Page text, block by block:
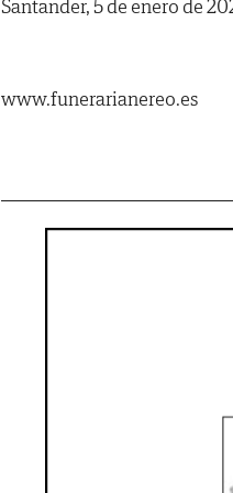
Santander, 5 de enero de
www.funerarianereo.es